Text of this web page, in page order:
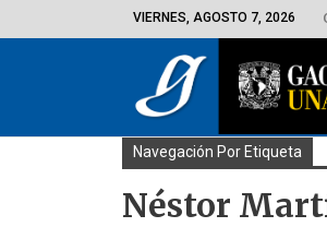
VIERNES, AGOSTO 7, 2026
Navegación Por Etiqueta
Néstor